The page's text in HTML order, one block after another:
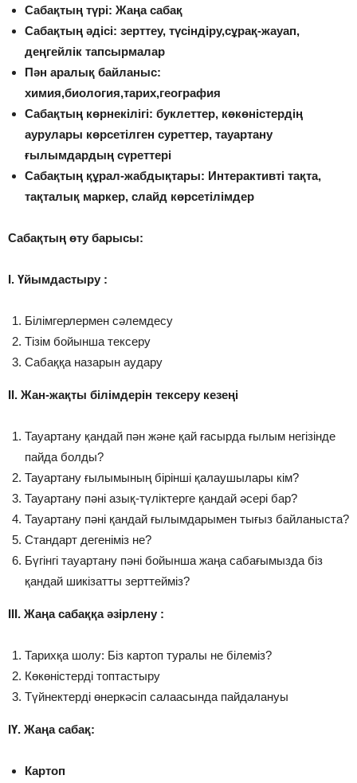
Сабақтың түрі: Жаңа сабақ
Сабақтың әдісі: зерттеу, түсіндіру,сұрақ-жауап,
деңгейлік тапсырмалар
Пән аралық байланыс:
химия,биология,тарих,география
Сабақтың көрнекілігі: буклеттер, көкөністердің
аурулары көрсетілген суреттер, тауартану
ғылымдардың сүреттері
Сабақтың құрал-жабдықтары: Интерактивті тақта,
тақталық маркер, слайд көрсетілімдер
Сабақтың өту барысы:
І. Үйымдастыру :
Білімгерлермен сәлемдесу
Тізім бойынша тексеру
Сабаққа назарын аудару
ІІ. Жан-жақты білімдерін тексеру кезеңі
Тауартану қандай пән және қай ғасырда ғылым негізінде
пайда болды?
Тауартану ғылымының бірінші қалаушылары кім?
Тауартану пәні азық-түліктерге қандай әсері бар?
Тауартану пәні қандай ғылымдарымен тығыз байланыста?
Стандарт дегеніміз не?
Бүгінгі тауартану пәні бойынша жаңа сабағымызда біз
қандай шикізатты зерттейміз?
ІІІ. Жаңа сабаққа әзірлену :
Тарихқа шолу: Біз картоп туралы не білеміз?
Көкөністерді топтастыру
Түйнектерді өнеркәсіп салаасында пайдалануы
ІҮ. Жаңа сабақ:
Картоп